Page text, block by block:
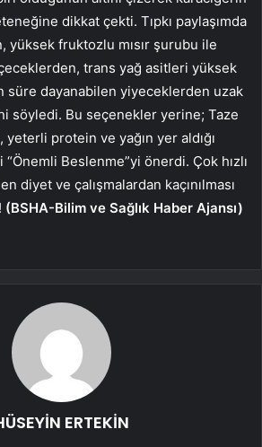
dikkat çekti. Tıpkı paylaşımda
yüksek fruktozlu mısır şurubu ile
trans yağ asitleri yüksek
süre dayanabilen yiyeceklerden uzak
söyledi. Bu seçenekler yerine; Taze
protein ve yağın yer aldığı
Beslenme”yi önerdi. Çok hızlı
diyet ve çalışmalardan kaçınılması
(BSHA-Bilim ve Sağlık Haber Ajansı)
ERTEKİN